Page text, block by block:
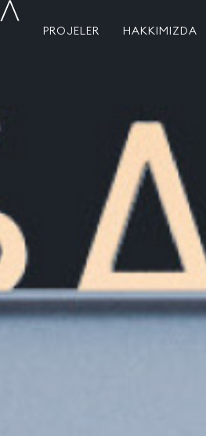
PROJELER HAKKIMIZDA